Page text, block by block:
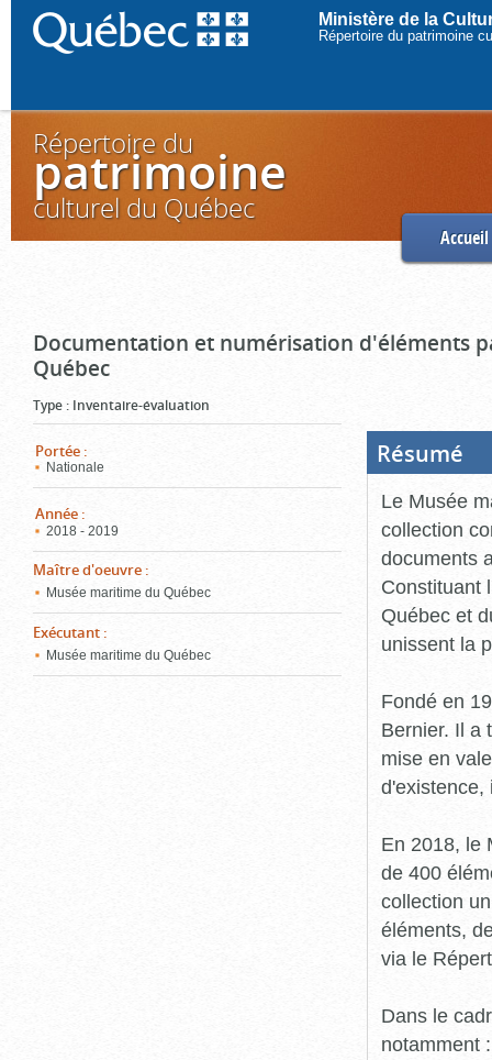
Ministère de la
Répertoire du patrimoine
Répertoire du
patrimoine
culturel du Québec
Accueil
Documentation et numérisation d'éléments
Québec
Type : Inventaire-évaluation
Portée :
Nationale
Année :
2018 - 2019
Maître d'oeuvre :
Musée maritime du Québec
Exécutant :
Musée maritime du Québec
Résumé
Le Musée
collection
documents
Constituant
Québec et
unissent la
Fondé en
Bernier. Il a
mise en
d'existence,
En 2018, le
de 400
collection
éléments,
via le
Dans le
notamment :